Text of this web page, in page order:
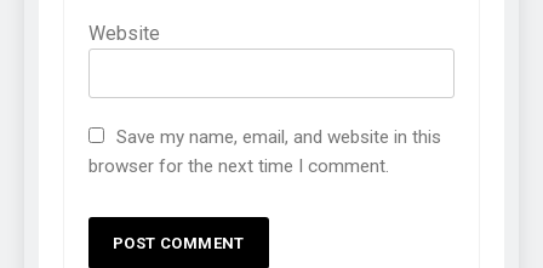
Website
Save my name, email, and website in this
browser for the next time I comment.